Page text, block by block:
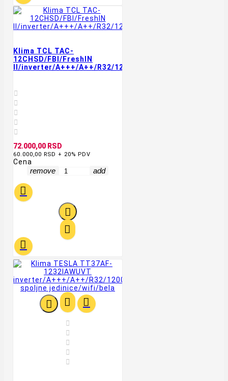
Klima TCL TAC-
12CHSD/FBI/FreshIN
II/inverter/A+++/A++/R32/12000BTU/WIFI/4D/bela





72.000,00 RSD
60.000,00 RSD + 20% PDV
Cena
remove add




  




